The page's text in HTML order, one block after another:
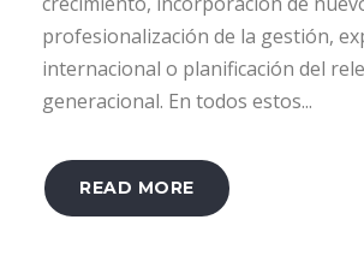
profesionalización de la gestión,
internacional o planificación del
generacional. En todos estos...
READ MORE